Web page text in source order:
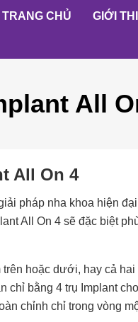
TRANG CHỦ GIỚI
All
All On 4
pháp nha khoa hiện
All On 4 sẽ đặc biệt
hoặc dưới, hay cả
chỉ bằng 4 trụ Implant
chỉnh chỉ trong vòng